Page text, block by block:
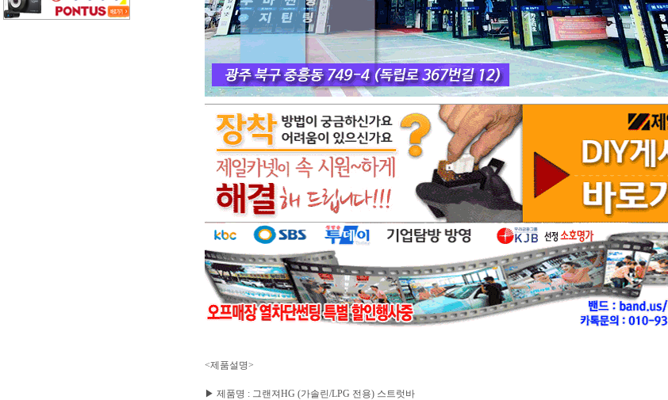
<제품설명>
▶ 제품명 : 그랜져HG (가솔린/LPG 전용) 스트럿바